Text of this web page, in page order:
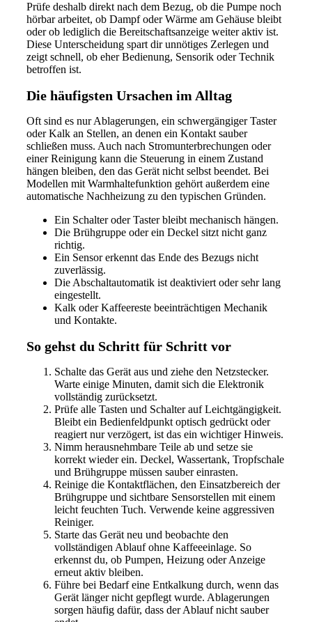
Prüfe deshalb direkt nach dem Bezug, ob die Pumpe noch
hörbar arbeitet, ob Dampf oder Wärme am Gehäuse bleibt
oder ob lediglich die Bereitschaftsanzeige weiter aktiv ist.
Diese Unterscheidung spart dir unnötiges Zerlegen und
zeigt schnell, ob eher Bedienung, Sensorik oder Technik
betroffen ist.
Die häufigsten Ursachen im Alltag
Oft sind es nur Ablagerungen, ein schwergängiger Taster
oder Kalk an Stellen, an denen ein Kontakt sauber
schließen muss. Auch nach Stromunterbrechungen oder
einer Reinigung kann die Steuerung in einem Zustand
hängen bleiben, den das Gerät nicht selbst beendet. Bei
Modellen mit Warmhaltefunktion gehört außerdem eine
automatische Nachheizung zu den typischen Gründen.
Ein Schalter oder Taster bleibt mechanisch hängen.
Die Brühgruppe oder ein Deckel sitzt nicht ganz
richtig.
Ein Sensor erkennt das Ende des Bezugs nicht
zuverlässig.
Die Abschaltautomatik ist deaktiviert oder sehr lang
eingestellt.
Kalk oder Kaffeereste beeinträchtigen Mechanik
und Kontakte.
So gehst du Schritt für Schritt vor
Schalte das Gerät aus und ziehe den Netzstecker.
Warte einige Minuten, damit sich die Elektronik
vollständig zurücksetzt.
Prüfe alle Tasten und Schalter auf Leichtgängigkeit.
Bleibt ein Bedienfeldpunkt optisch gedrückt oder
reagiert nur verzögert, ist das ein wichtiger Hinweis.
Nimm herausnehmbare Teile ab und setze sie
korrekt wieder ein. Deckel, Wassertank, Tropfschale
und Brühgruppe müssen sauber einrasten.
Reinige die Kontaktflächen, den Einsatzbereich der
Brühgruppe und sichtbare Sensorstellen mit einem
leicht feuchten Tuch. Verwende keine aggressiven
Reiniger.
Starte das Gerät neu und beobachte den
vollständigen Ablauf ohne Kaffeeeinlage. So
erkennst du, ob Pumpen, Heizung oder Anzeige
erneut aktiv bleiben.
Führe bei Bedarf eine Entkalkung durch, wenn das
Gerät länger nicht gepflegt wurde. Ablagerungen
sorgen häufig dafür, dass der Ablauf nicht sauber